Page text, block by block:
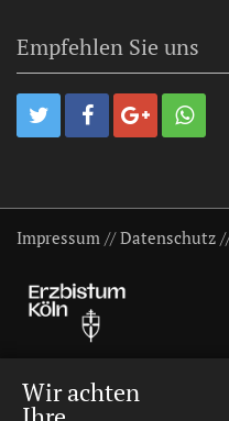
Empfehlen Sie uns
Impressum //Datenschutz
Wir achten